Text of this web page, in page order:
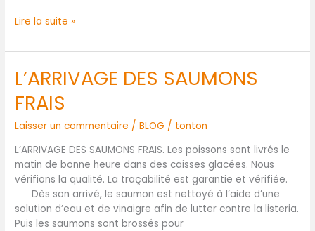
Lire la suite »
L’ARRIVAGE DES SAUMONS
FRAIS
Laisser un commentaire /BLOG / tonton
L’ARRIVAGE DES SAUMONS FRAIS. Les poissons sont livrés le
matin de bonne heure dans des caisses glacées. Nous
vérifions la qualité. La traçabilité est garantie et vérifiée.
Dès son arrivé, le saumon est nettoyé à l’aide d’une
solution d’eau et de vinaigre afin de lutter contre la listeria.
Puis les saumons sont brossés pour
L’ARRIVAGE
DES
SAUMONS